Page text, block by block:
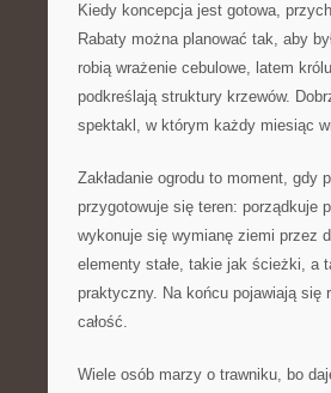
Kiedy koncepcja jest gotowa,
Rabaty można planować tak, aby
robią wrażenie cebulowe, latem
podkreślają struktury krzewów.
spektakl, w którym każdy miesiąc
Zakładanie ogrodu to moment, gdy
przygotowuje się teren: porządkuje
wykonuje się wymianę ziemi przez
elementy stałe, takie jak ścieżki, a
praktyczny. Na końcu pojawiają się
całość.
Wiele osób marzy o trawniku, bo